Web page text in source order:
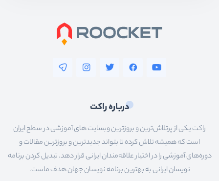
درباره راکت
راکت یکی از پرتلاش‌ترین و بروزترین وبسایت های آموزشی در سطح ایران
است که همیشه تلاش کرده تا بتواند جدیدترین و بروزترین مقالات و
دوره‌های آموزشی را در اختیار علاقه‌مندان ایرانی قرار دهد. تبدیل کردن برنامه
نویسان ایرانی به بهترین برنامه نویسان جهان هدف ماست.